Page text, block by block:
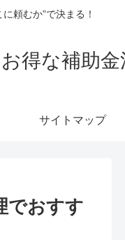
頼むか”で決まる！
得な補助
サイトマップ
でおすす